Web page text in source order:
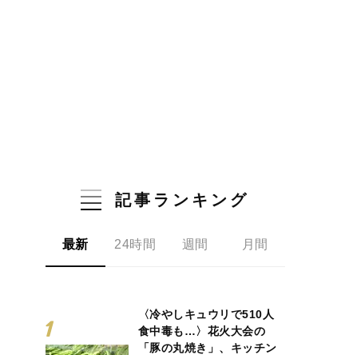
記事ランキング
最新 24時間 週間 月間
〈冷やしキュウリで510人
食中毒も…〉花火大会の
「豚の丸焼き」、キッチン